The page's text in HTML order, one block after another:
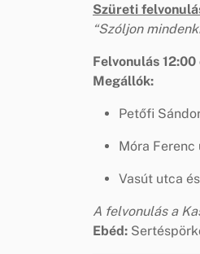
Szüreti
“Szóljon
Felvonulás
Megállók:
Petőfi
Móra
Vasút utca
A felvonulás a
Ebéd: